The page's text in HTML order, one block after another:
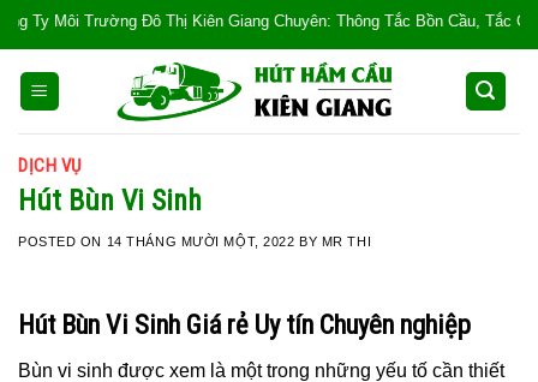
Skip
content
Đô Thị Kiên Giang Chuyên: Thông Tắc Bồn Cầu, Tắc Cống, Tắc
DỊCH VỤ
Hút Bùn Vi Sinh
POSTED ON 14 THÁNG MƯỜI MỘT, 2022 BY MR THI
Hút Bùn Vi Sinh Giá rẻ Uy tín Chuyên nghiệp
Bùn vi sinh được xem là một trong những yếu tố cần thiết